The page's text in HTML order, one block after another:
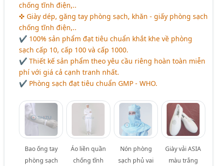
chống tĩnh điện,..
✜ Giày dép, găng tay phòng sạch, khăn - giấy phòng sạch
chống tĩnh điện,..
✔ 100% sản phẩm đạt tiêu chuẩn khắt khe về phòng
sạch cấp 10, cấp 100 và cấp 1000.
✔ Thiết kế sản phẩm theo yêu cầu riêng hoàn toàn miễn
phí với giá cả cạnh tranh nhất.
✔ Phòng sạch đạt tiêu chuẩn GMP - WHO.
Bao ống tay
phòng sạch
Áo liền quần
chống tĩnh
Nón phòng
sạch phủ vai
Giày vải ASIA
màu trắng